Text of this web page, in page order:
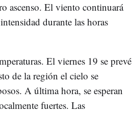
ascenso. El viento continuará
durante las horas
El viernes 19 se prevé
de la región el cielo se
A última hora, se esperan
fuertes. Las